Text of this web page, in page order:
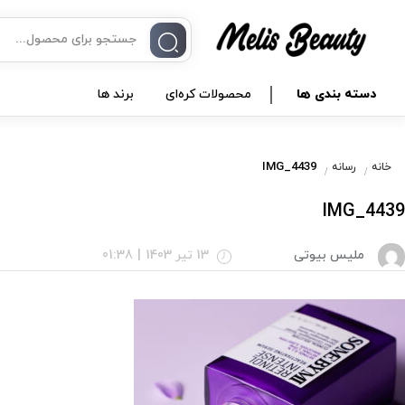
دسته بندی ها محصولات کره‌ای برند ها
خانه رسانه
IMG_4439
ملیس بیوتی 13 تیر 1403 01:38